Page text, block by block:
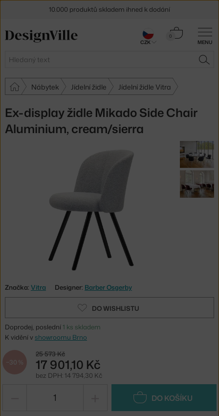
MENU
Hledat
0
Košík
Nábytek Jídelní židle Jídelní židle Vitra
Ex-display židle Mikado Side Chair
Aluminium, cream/sierra
Značka: Vitra Designer: Barber Osgerby
DO WISHLISTU
Doprodej, poslední1 ks skladem
K vidění v showroomu Brno
−30 %
25 573 Kč
17 901,10 Kč
bez DPH: 14 794,30 Kč
DO KOŠÍKU
10.000 produktů skladem ihned k dodání
Sleva 5 % pro odběratele
CZK